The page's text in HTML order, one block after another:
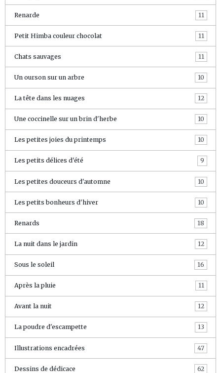
Renarde 11
Petit Himba couleur chocolat 11
Chats sauvages 11
Un ourson sur un arbre 10
La tête dans les nuages 12
Une coccinelle sur un brin d'herbe 10
Les petites joies du printemps 10
Les petits délices d'été 9
Les petites douceurs d'automne 10
Les petits bonheurs d'hiver 10
Renards 18
La nuit dans le jardin 12
Sous le soleil 16
Après la pluie 11
Avant la nuit 12
La poudre d'escampette 13
Illustrations encadrées 47
Dessins de dédicace 62